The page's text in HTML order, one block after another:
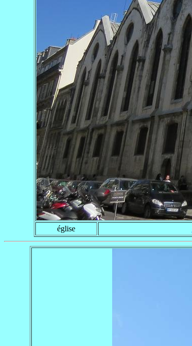
église